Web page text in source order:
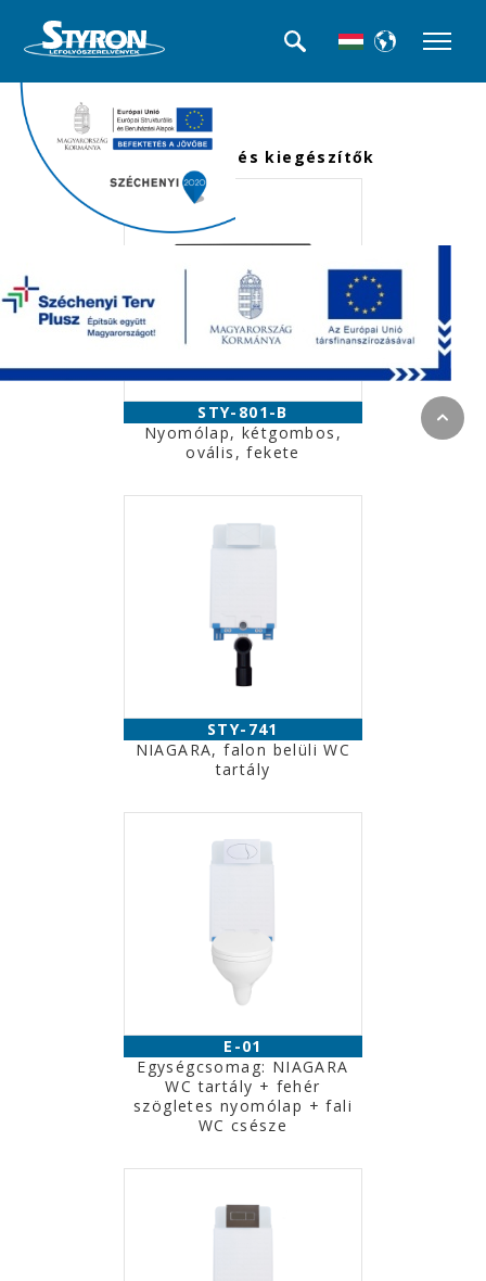
<<< Termék kategóriák
WC tartályok és kiegészítők
STY-801-B
Nyomólap, kétgombos,
ovális, fekete
STY-741
NIAGARA, falon belüli WC
tartály
E-01
Egységcsomag: NIAGARA
WC tartály + fehér
szögletes nyomólap + fali
WC csésze